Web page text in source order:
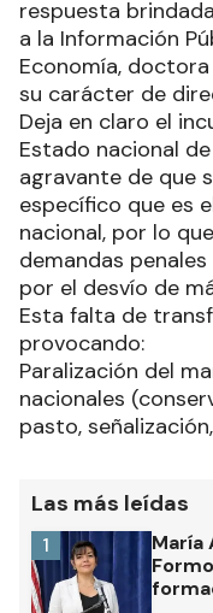
respuesta
a la Información
Economía,
su carácter de
Deja en claro el
Estado nacional
agravante de que
específico que es
nacional, por lo
demandas
por el desvío de
Esta falta de
provocando:
Paralización del
nacionales
pasto,
Las más leídas
María
1